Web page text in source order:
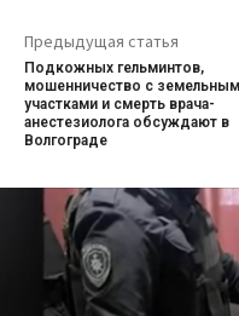
Предыдущая статья
Подкожных гельминтов,
мошенничество с
участками и смерть врача-
анестезиолога обсуждают в
Волгограде